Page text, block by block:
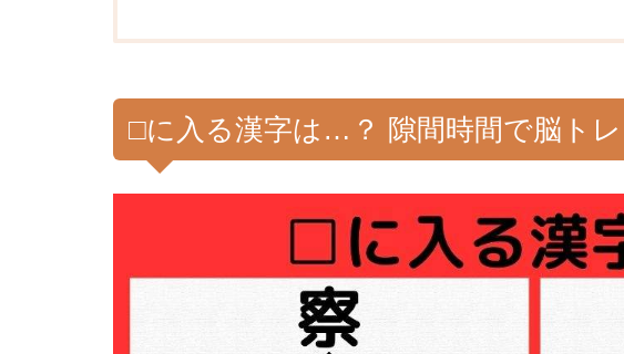
□に入る漢字は…？ 隙間時間で脳トレ